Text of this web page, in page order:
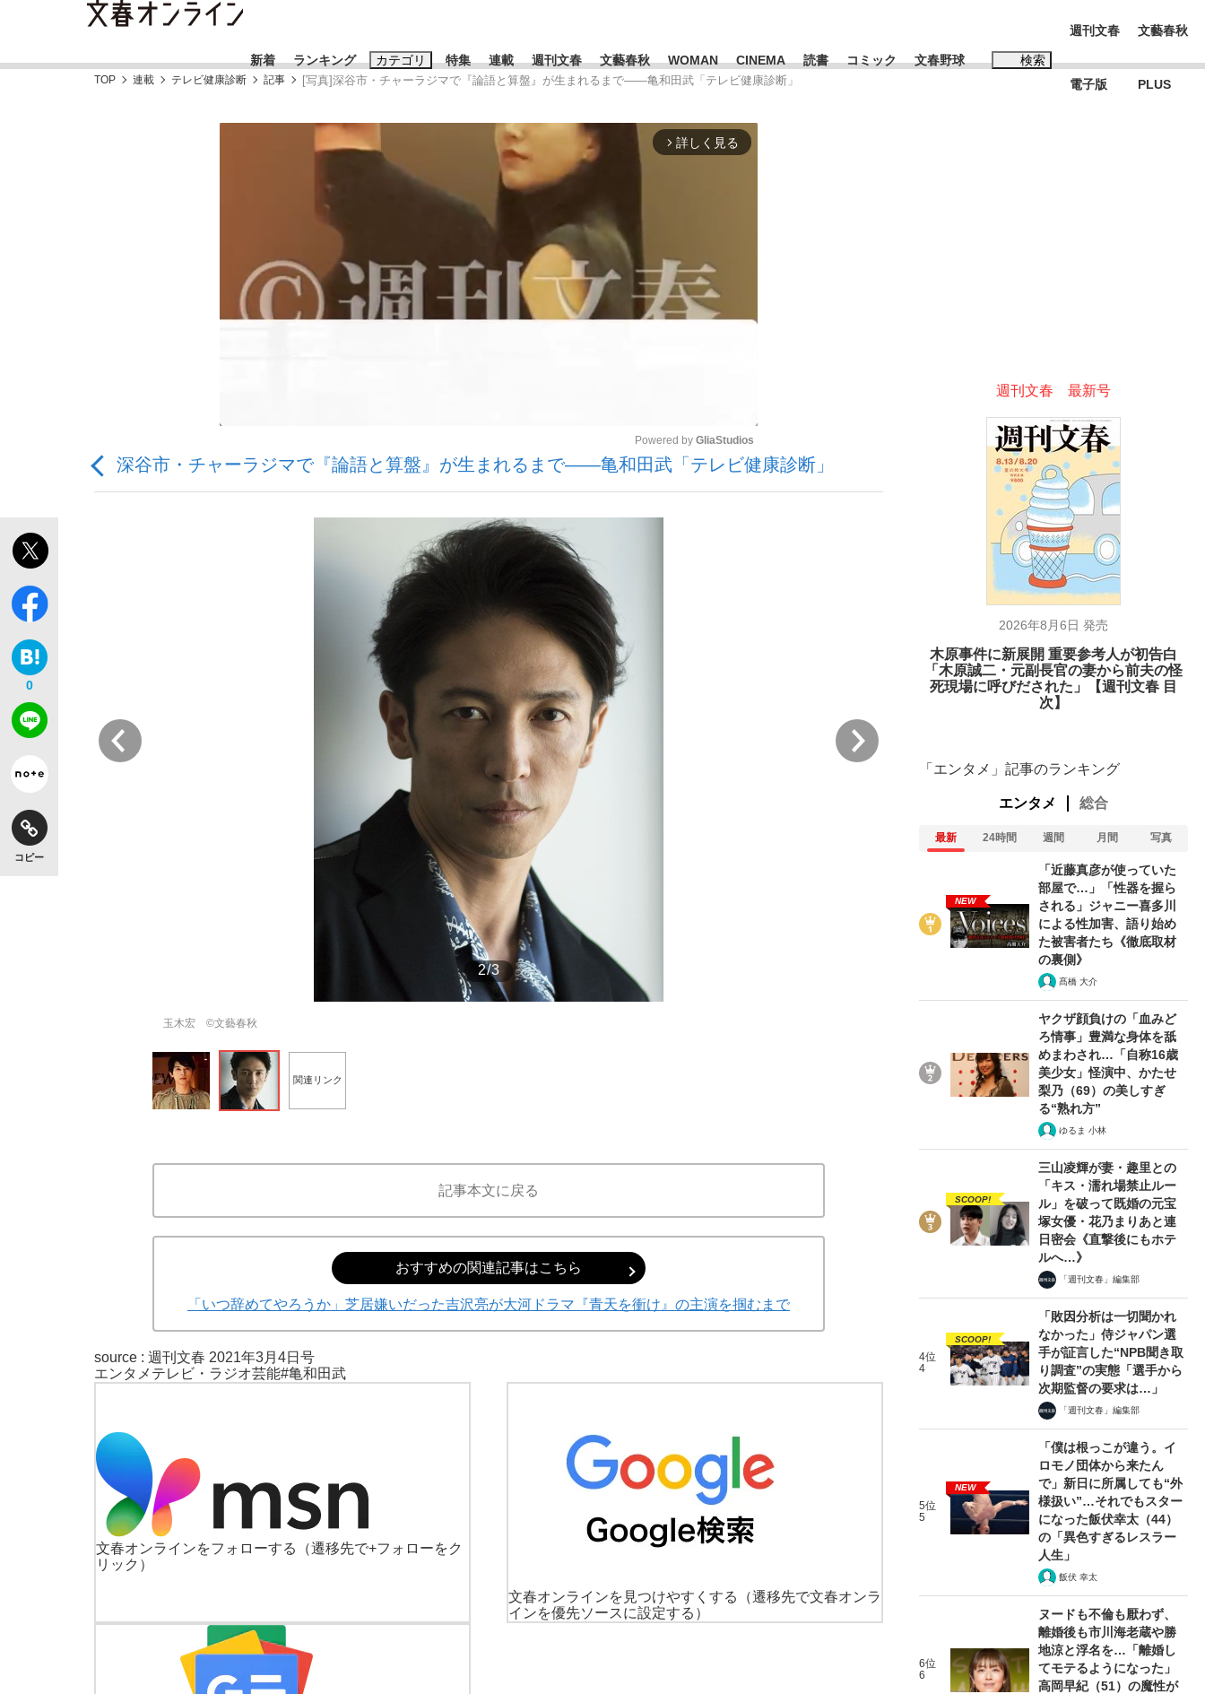
新着 ランキング カテゴリ
「敗因分析は一切聞かれなかった」侍ジャパン選手が証言した“NPB聞... 「クマが悪者扱いされているのが悲しい」『北の国から』倉本聰氏（91...
「目標達成できなかったからと言って…」サッカー日本代表・森保一監督...
特集
いまさら聞けない資産運用のすべて
もっと見る
連載 週刊文春 文藝春秋 WOMAN CINEMA 読書 コミック 文春野球 検索
おすすめのキーワードタグ一覧
#高市早苗 #森岡毅
週刊文春
電子版
文藝春秋
PLUS
TOP 連載 テレビ健康診断 記事 [写真]深谷市・チャーラジマで『論語と算盤』が生まれるまで――亀和田武「テレビ健康診断」
arrow_forward_ios 詳しく見る
Mute
Powered by GliaStudios
深谷市・チャーラジマで『論語と算盤』が生まれるまで――亀和田武「テレビ健康診断」
0
コピー
2/3
玉木宏 ©文藝春秋
深谷市・チャーラジマで『論語と算盤』が生ま
2021/02/28
「いつ辞めてやろうか」芝居嫌いだった吉沢亮が大河
河俳優”本郷奏多はなぜブレイクできないのか 「僕は
《大河ドラマ『青天を衝け』スタート》吉
勝新太郎まで…渋沢栄一を演じた役者たち
関連リンク
記事本文に戻る
おすすめの関連記事はこちら
「いつ辞めてやろうか」芝居嫌いだった吉沢亮が大河ドラマ『青天を衝け』の主演を掴むまで
source : 週刊文春 2021年3月4日号
エンタメ テレビ・ラジオ芸能#亀和田武
文春オンラインをフォローする
（遷移先で+フォローをク
リック）
文春オンラインを見つけやすくする
（遷移先で文春オンラ
インを優先ソースに設定する）
週刊文春 最新号
2026年8月6日 発売
木原事件に新展開 重要参考人が初告白
「木原誠二・元副長官の妻から前夫の怪
死現場に呼びだされた」【週刊文春 目
次】
「エンタメ」記事のランキング
エンタメ 総合
最新 24時間 週間 月間 写真
NEW
「近藤真彦が使っていた
部屋で…」「性器を握ら
される」ジャニー喜多川
による性加害、語り始め
た被害者たち《徹底取材
の裏側》
髙橋 大介
ヤクザ顔負けの「血みど
ろ情事」豊満な身体を舐
めまわされ…「自称16歳
美少女」怪演中、かたせ
梨乃（69）の美しすぎ
る“熟れ方”
ゆるま 小林
SCOOP!
三山凌輝が妻・趣里との
「キス・濡れ場禁止ルー
ル」を破って既婚の元宝
塚女優・花乃まりあと連
日密会《直撃後にもホテ
ルへ…》
「週刊文春」編集部
4位
4
SCOOP!
「敗因分析は一切聞かれ
なかった」侍ジャパン選
手が証言した“NPB聞き取
り調査”の実態「選手から
次期監督の要求は…」
「週刊文春」編集部
5位
5
NEW
「僕は根っこが違う。イ
ロモノ団体から来たん
で」新日に所属しても“外
様扱い”…それでもスター
になった飯伏幸太（44）
の「異色すぎるレスラー
人生」
飯伏 幸太
6位
6
ヌードも不倫も厭わず、
離婚後も市川海老蔵や勝
地涼と浮名を…「離婚し
てモテるようになった」
高岡早紀（51）の魔性が